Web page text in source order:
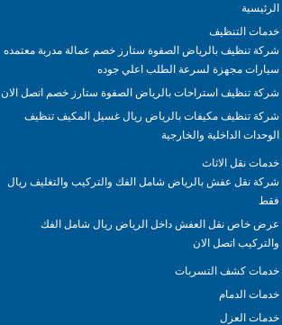
الرئيسية
خدمات التنظيف
شركة تنظيف بالرياض الصفوة ستارز خصم عمالة مدربة معتمده
سيارات مجهزة لسرعة الطلب اعلي جوده
شركة تنظيف استراحات بالرياض الصفوة ستارز خصم اتصل الان
شركة تنظيف مكيفات بالرياض ريال غسيل المكيف تنظيف
الوحدات الداخلية والخارجية
خدمات نقل الاثاث
شركة نقل عفش بالرياض شامل الفك والتركيب والتغليف ريال
فقط
عرض خاص نقل العفش داخل الرياض ريال شامل الفك
والتركيب اتصل الان
خدمات كشف التسربات
خدمات الدمام
خدمات العزل